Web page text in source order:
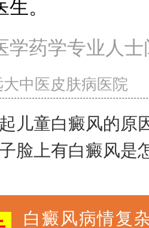
。
学药学专业人
中医皮肤病医院
儿童白癜风的原
脸上有白癜风是
白癜风病情复